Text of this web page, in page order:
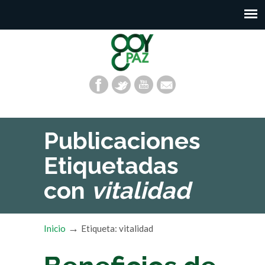
Publicaciones
Etiquetadas
con vitalidad
Inicio → Etiqueta: vitalidad